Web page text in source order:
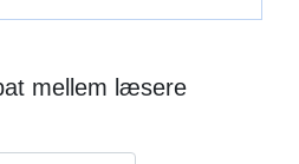
mellem læsere